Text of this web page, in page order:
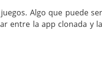
Algo que puede ser
entre la app clonada y la